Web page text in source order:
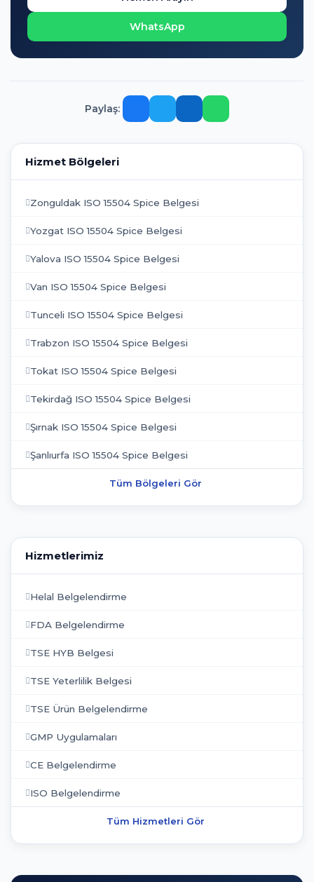
WhatsApp
Paylaş:
Hizmet Bölgeleri
Zonguldak ISO 15504 Spice Belgesi
Yozgat ISO 15504 Spice Belgesi
Yalova ISO 15504 Spice Belgesi
Van ISO 15504 Spice Belgesi
Tunceli ISO 15504 Spice Belgesi
Trabzon ISO 15504 Spice Belgesi
Tokat ISO 15504 Spice Belgesi
Tekirdağ ISO 15504 Spice Belgesi
Şırnak ISO 15504 Spice Belgesi
Şanlıurfa ISO 15504 Spice Belgesi
Tüm Bölgeleri Gör
Hizmetlerimiz
Helal Belgelendirme
FDA Belgelendirme
TSE HYB Belgesi
TSE Yeterlilik Belgesi
TSE Ürün Belgelendirme
GMP Uygulamaları
CE Belgelendirme
ISO Belgelendirme
Tüm Hizmetleri Gör